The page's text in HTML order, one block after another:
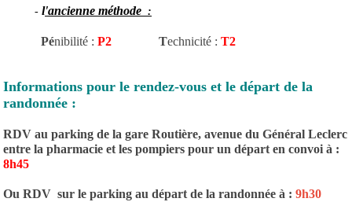
- l'ancienne méthode :
Pénibilité : P2 Technicité : T2
Informations pour le rendez-vous et le départ de la
randonnée :
RDV au parking de la gare Routière, avenue du Général Leclerc
entre la pharmacie et les pompiers pour un départ en convoi à :
8h45
Ou RDV sur le parking au départ de la randonnée à : 9h30